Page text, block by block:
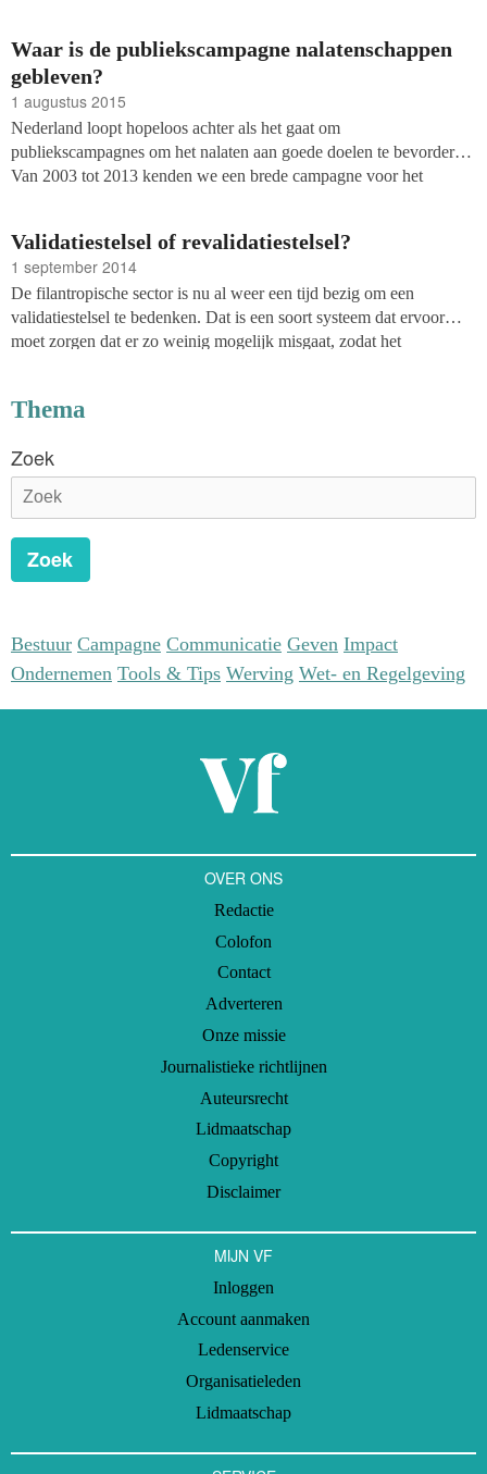
Waar is de publiekscampagne nalatenschappen
gebleven?
1 augustus 2015
Nederland loopt hopeloos achter als het gaat om
publiekscampagnes om het nalaten aan goede doelen te bevorderen.
Van 2003 tot 2013 kenden we een brede campagne voor het
een positievere houding van het publiek tegenover geld doneren via
het testament.
Validatiestelsel of revalidatiestelsel?
1 september 2014
De filantropische sector is nu al weer een tijd bezig om een
validatiestelsel te bedenken. Dat is een soort systeem dat ervoor
moet zorgen dat er zo weinig mogelijk misgaat, zodat het
Thema
Zoek
Zoek
Bestuur Campagne Communicatie Geven Impact
Ondernemen Tools & Tips Werving Wet- en Regelgeving
OVER ONS
Redactie
Colofon
Contact
Adverteren
Onze missie
Journalistieke richtlijnen
Auteursrecht
Lidmaatschap
Copyright
Disclaimer
MIJN VF
Inloggen
Account aanmaken
Ledenservice
Organisatieleden
Lidmaatschap